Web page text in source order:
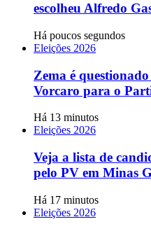
escolheu Alfredo
Há poucos segundos
Eleições 2026
Zema é
Vorcaro para o
Há 13 minutos
Eleições 2026
Veja a lista de
pelo PV em Minas
Há 17 minutos
Eleições 2026